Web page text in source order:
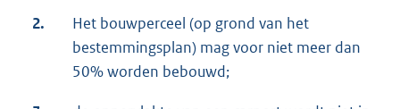
2.
Het bouwperceel (op grond van het
bestemmingsplan) mag voor niet meer dan
50% worden bebouwd;